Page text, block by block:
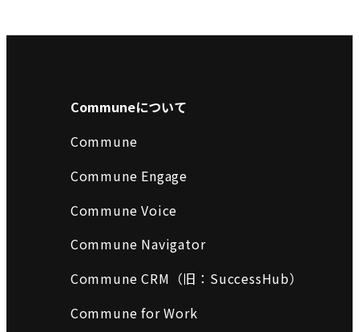
Communeについて
Commune
Commune Engage
Commune Voice
Commune Navigator
Commune CRM（旧：SuccessHub）
Commune for Work